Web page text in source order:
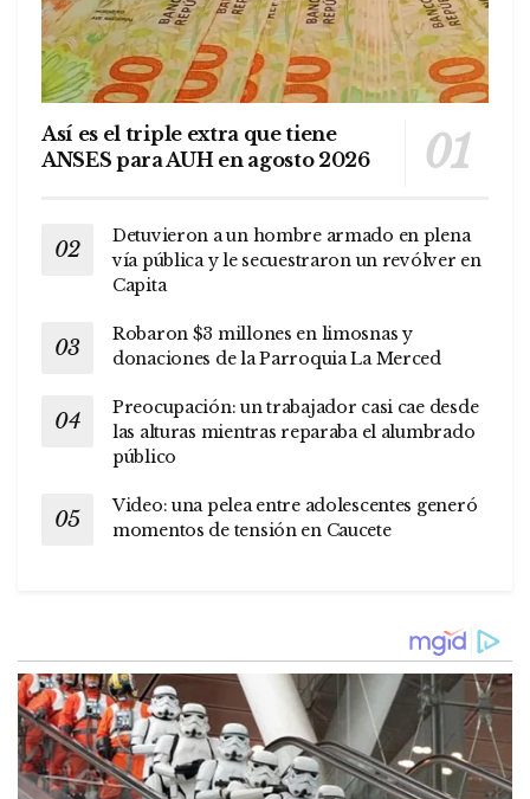
Así es el triple extra que tiene
ANSES para AUH en agosto 2026
Detuvieron a un hombre armado en plena
vía pública y le secuestraron un revólver en
Capita
Robaron $3 millones en limosnas y
donaciones de la Parroquia La Merced
Preocupación: un trabajador casi cae desde
las alturas mientras reparaba el alumbrado
público
Video: una pelea entre adolescentes generó
momentos de tensión en Caucete